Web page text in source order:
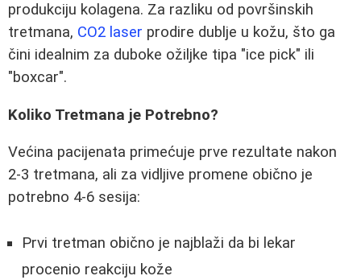
produkciju kolagena. Za razliku od površinskih
tretmana, CO2 laser prodire dublje u kožu, što ga
čini idealnim za duboke ožiljke tipa "ice pick" ili
"boxcar".
Koliko Tretmana je Potrebno?
Većina pacijenata primećuje prve rezultate nakon
2-3 tretmana, ali za vidljive promene obično je
potrebno 4-6 sesija:
Prvi tretman obično je najblaži da bi lekar
procenio reakciju kože